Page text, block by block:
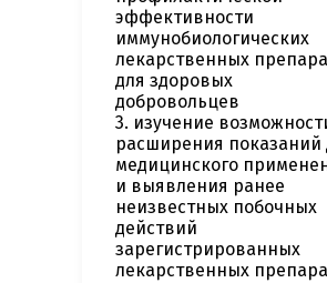
эффективности
иммунобиологических
лекарственных
для здоровых
добровольцев
3. изучение
расширения показаний
медицинского
и выявления ранее
неизвестных побочных
действий
зарегистрированных
лекарственных